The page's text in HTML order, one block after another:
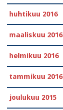
huhtikuu 2016
maaliskuu 2016
helmikuu 2016
tammikuu 2016
joulukuu 2015